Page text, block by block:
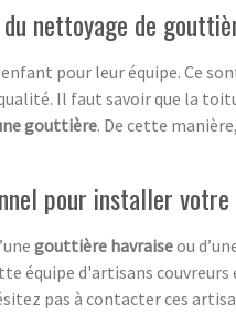
nettoyage de
pour leur équipe. Ce
Il faut savoir que la
gouttière. De cette
pour installer
gouttière havraiseou
équipe d'artisans couvreurs
pas à contacter ces